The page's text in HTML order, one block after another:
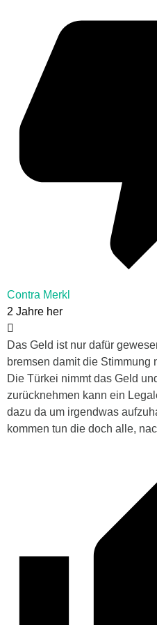
Contra Merkl
2 Jahre her
Das Geld ist nur dafür
bremsen damit die Stimmung
Die Türkei nimmt das Geld
zurücknehmen kann ein
dazu da um irgendwas
kommen tun die doch alle,